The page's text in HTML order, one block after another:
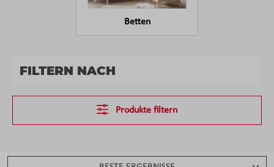
Betten
FILTERN NACH
Produkte filtern